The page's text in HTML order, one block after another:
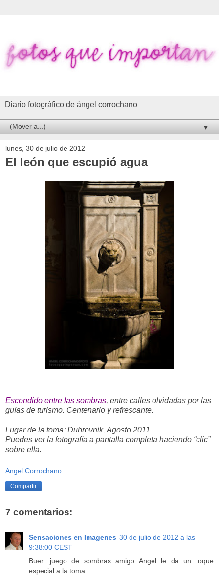
Diario fotográfico de ángel corrochano
▼
lunes, 30 de julio de 2012
El león que escupió agua
Escondido entre las sombras, entre calles olvidadas por las
guías de turismo. Centenario y refrescante.
Lugar de la toma: Dubrovnik, Agosto 2011
Puedes ver la fotografía a pantalla completa haciendo “clic”
sobre ella.
Angel Corrochano
Compartir
7 comentarios:
Sensaciones en Imagenes 30 de julio de 2012 a las
9:38:00 CEST
Buen juego de sombras amigo Angel le da un toque
especial a la toma.